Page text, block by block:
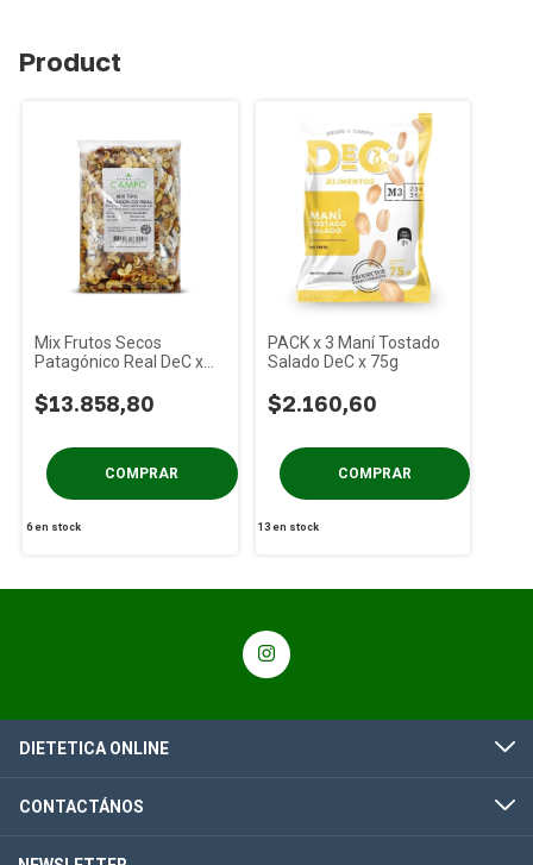
Product
Mix Frutos Secos
Patagónico Real DeC x
$13.858,80
6en stock
PACK x 3 Maní Tostado
Salado DeC x 75g
$2.160,60
13 en stock
DIETETICA ONLINE
CONTACTÁNOS